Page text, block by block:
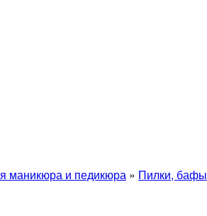
маникюра и педикюра » Пилки, бафы